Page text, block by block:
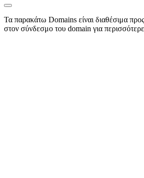
Τα παρακάτω Domains είναι διαθέσιμα
στον σύνδεσμο του domain για